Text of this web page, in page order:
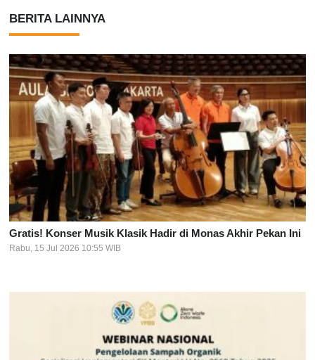
BERITA LAINNYA
Gratis! Konser Musik Klasik Hadir di Monas Akhir Pekan Ini
Rabu, 15 Jul 2026 10:55 WIB